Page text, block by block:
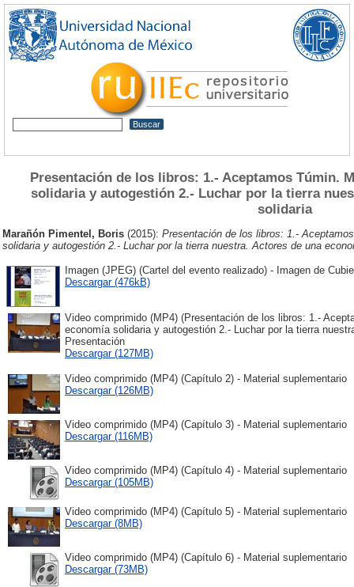
Presentación de los libros: 1.- Aceptamos Túmin.
solidaria y autogestión 2.- Luchar por la tierra
solidaria
Marañón Pimentel, Boris (2015): Presentación de los libros: 1.-
solidaria y autogestión 2.- Luchar por la tierra nuestra. Actores de una
Imagen (JPEG) (Cartel del evento realizado) - Imagen de
Descargar (476kB)
Video comprimido (MP4) (Presentación de los libros: 1.-
economía solidaria y autogestión 2.- Luchar por la tierra
Presentación
Descargar (127MB)
Video comprimido (MP4) (Capítulo 2) - Material suplementario
Descargar (126MB)
Video comprimido (MP4) (Capítulo 3) - Material suplementario
Descargar (116MB)
Video comprimido (MP4) (Capítulo 4) - Material suplementario
Descargar (105MB)
Video comprimido (MP4) (Capítulo 5) - Material suplementario
Descargar (8MB)
Video comprimido (MP4) (Capítulo 6) - Material suplementario
Descargar (73MB)